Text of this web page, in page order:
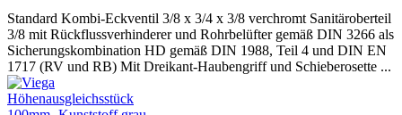
Standard Kombi-Eckventil 3/8 x 3/4 x 3/8 verchromt Sanitäroberteil
3/8 mit Rückflussverhinderer und Rohrbelüfter gemäß DIN 3266 als
Sicherungskombination HD gemäß DIN 1988, Teil 4 und DIN EN
1717 (RV und RB) Mit Dreikant-Haubengriff und Schieberosette ...